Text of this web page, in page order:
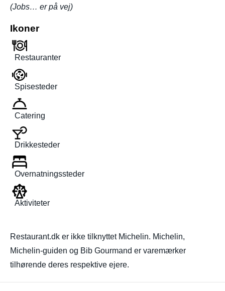
(Jobs… er på vej)
Ikoner
Restauranter
Spisesteder
Catering
Drikkesteder
Overnatningssteder
Aktiviteter
Restaurant.dk er ikke tilknyttet Michelin. Michelin,
Michelin-guiden og Bib Gourmand er varemærker
tilhørende deres respektive ejere.